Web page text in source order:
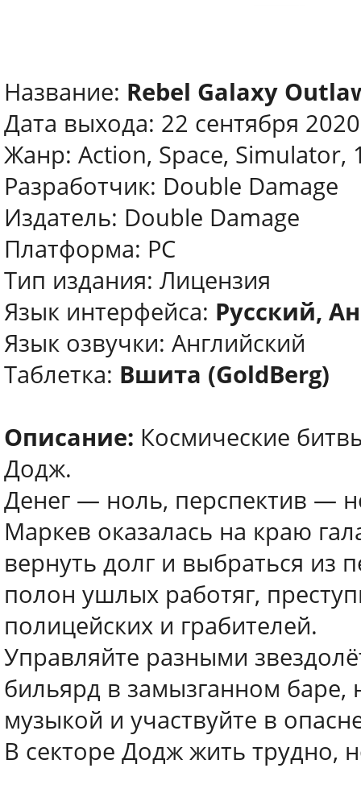
Название: Rebel Galaxy
Дата выхода: 22 сентября 2020
Жанр: Action, Space, Simulator,
Разработчик: Double Damage
Издатель: Double Damage
Платформа: PC
Тип издания: Лицензия
Язык интерфейса: Русский,
Язык озвучки: Английский
Таблетка: Вшита (GoldBerg)
Описание: Космические
Додж.
Денег — ноль, перспектив —
Маркев оказалась на краю
вернуть долг и выбраться из
полон ушлых работяг,
полицейских и грабителей.
Управляйте разными
бильярд в замызганном баре,
музыкой и участвуйте в
В секторе Додж жить трудно,